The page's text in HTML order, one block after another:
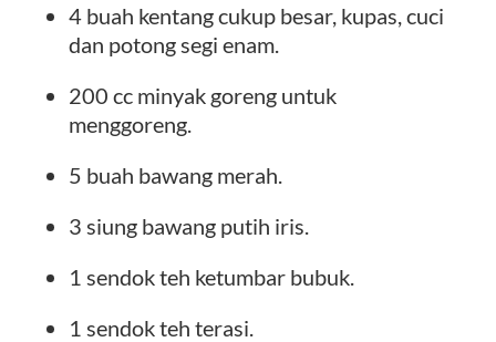
4 buah kentang cukup besar, kupas, cuci
dan potong segi enam.
200 cc minyak goreng untuk
menggoreng.
5 buah bawang merah.
3 siung bawang putih iris.
1 sendok teh ketumbar bubuk.
1 sendok teh terasi.